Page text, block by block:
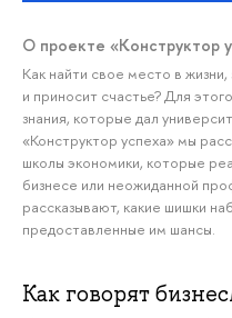
О проекте «Конструктор
Как найти свое место в
и приносит счастье? Для
знания, которые дал
«Конструктор успеха» мы
школы экономики, которые
бизнесе или неожиданной
рассказывают, какие шишки
предоставленные им шансы.
Как говорят